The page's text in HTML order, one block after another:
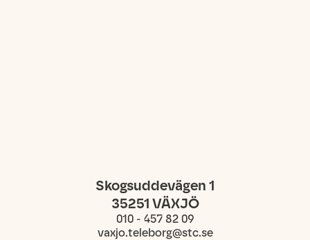
Skogsuddevägen 1
35251 VÄXJÖ
010 - 457 82 09
vaxjo.teleborg@stc.se